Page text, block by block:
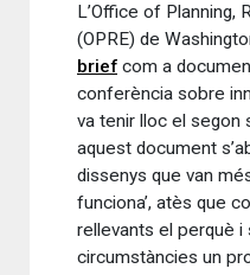
L’Office of Planning,
(OPRE) de
brief com a
conferència sobre
va tenir lloc el segon
aquest document
dissenys que van
funciona’, atès que
rellevants el perquè i
circumstàncies un